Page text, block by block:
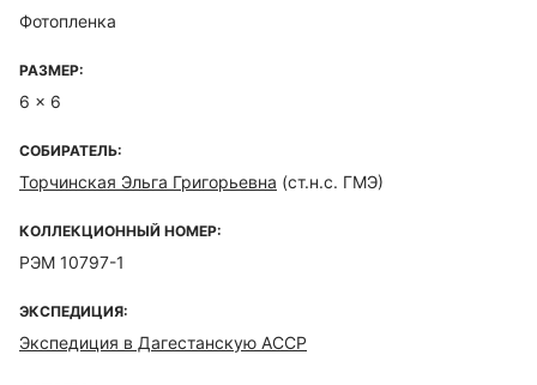
Фотопленка
РАЗМЕР:
6 x 6
СОБИРАТЕЛЬ:
Торчинская Эльга Григорьевна (ст.н.с. ГМЭ)
КОЛЛЕКЦИОННЫЙ НОМЕР:
РЭМ 10797-1
ЭКСПЕДИЦИЯ:
Экспедиция в Дагестанскую АССР